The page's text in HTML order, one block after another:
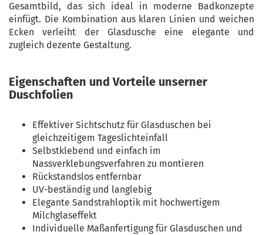
Gesamtbild, das sich ideal in moderne Badkonzepte
einfügt. Die Kombination aus klaren Linien und weichen
Ecken verleiht der Glasdusche eine elegante und
zugleich dezente Gestaltung.
Eigenschaften und Vorteile unserner
Duschfolien
Effektiver Sichtschutz für Glasduschen bei
gleichzeitigem Tageslichteinfall
Selbstklebend und einfach im
Nassverklebungsverfahren zu montieren
Rückstandslos entfernbar
UV-beständig und langlebig
Elegante Sandstrahloptik mit hochwertigem
Milchglaseffekt
Individuelle Maßanfertigung für Glasduschen und